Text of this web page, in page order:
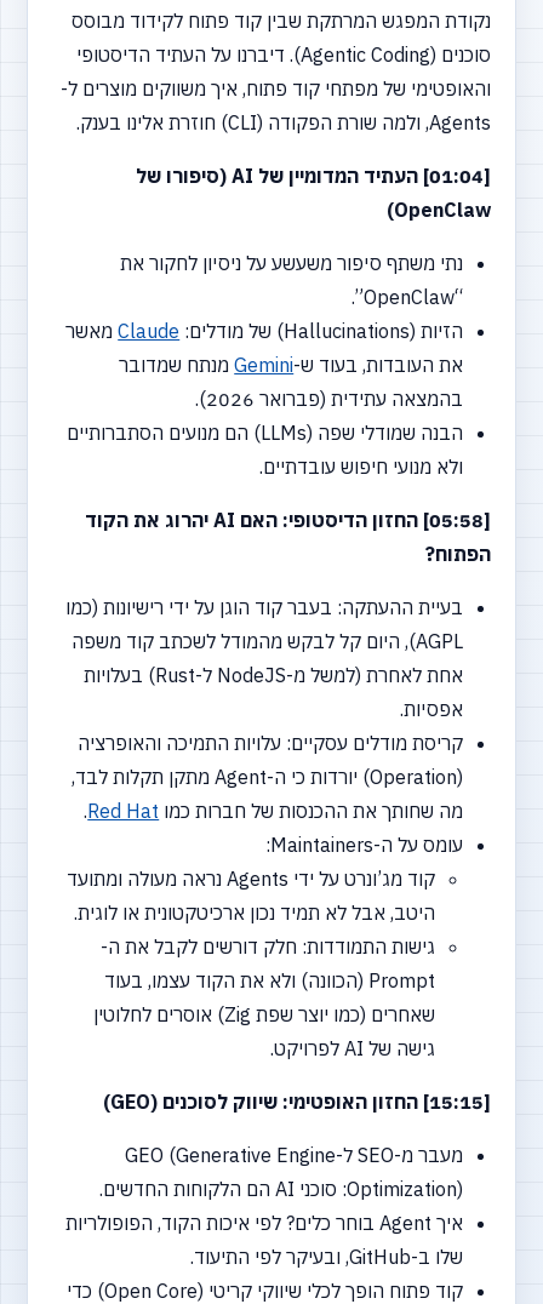
נקודת המפגש המרתקת שבין קוד פתוח לקידוד מבוסס
סוכנים (Agentic Coding). דיברנו על העתיד הדיסטופי
והאופטימי של מפתחי קוד פתוח, איך משווקים מוצרים ל-
Agents, ולמה שורת הפקודה (CLI) חוזרת אלינו בענק.
[01:04] העתיד המדומיין של AI (סיפורו של
OpenClaw)
נתי משתף סיפור משעשע על ניסיון לחקור את
“OpenClaw”.
הזיות (Hallucinations) של מודלים:
Claudeמאשר
את העובדות, בעוד ש-Geminiמנתח שמדובר
בהמצאה עתידית (פברואר 2026).
הבנה שמודלי שפה (LLMs) הם מנועים הסתברותיים
ולא מנועי חיפוש עובדתיים.
[05:58] החזון הדיסטופי: האם AI יהרוג את הקוד
הפתוח?
בעיית ההעתקה: בעבר קוד הוגן על ידי רישיונות (כמו
AGPL), היום קל לבקש מהמודל לשכתב קוד משפה
אחת לאחרת (למשל מ-NodeJS ל-Rust) בעלויות
אפסיות.
קריסת מודלים עסקיים: עלויות התמיכה והאופרציה
(Operation) יורדות כי ה-Agent מתקן תקלות לבד,
מה שחותך את ההכנסות של חברות כמו Red Hat
.
עומס על ה-Maintainers:
קוד מג’ונרט על ידי Agents נראה מעולה ומתועד
היטב, אבל לא תמיד נכון ארכיטקטונית או לוגית.
גישות התמודדות: חלק דורשים לקבל את ה-
Prompt (הכוונה) ולא את הקוד עצמו, בעוד
שאחרים (כמו יוצר שפת Zig) אוסרים לחלוטין
גישה של AI לפרויקט.
[15:15] החזון האופטימי: שיווק לסוכנים (GEO)
מעבר מ-SEO ל-GEO (Generative Engine
Optimization): סוכני AI הם הלקוחות החדשים.
איך Agent בוחר כלים? לפי איכות הקוד, הפופולריות
שלו ב-GitHub, ובעיקר לפי התיעוד.
קוד פתוח הופך לכלי שיווקי קריטי (Open Core) כדי